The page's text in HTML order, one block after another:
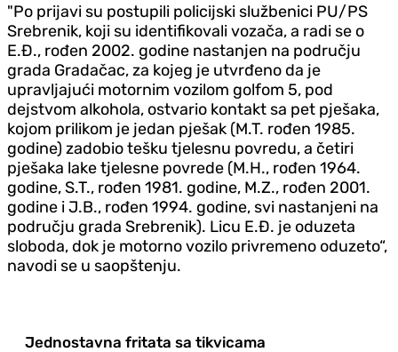
"Po prijavi su postupili policijski službenici PU/PS
Srebrenik, koji su identifikovali vozača, a radi se o
E.Đ., rođen 2002. godine nastanjen na području
grada Gradačac, za kojeg je utvrđeno da je
upravljajući motornim vozilom golfom 5, pod
dejstvom alkohola, ostvario kontakt sa pet pješaka,
kojom prilikom je jedan pješak (M.T. rođen 1985.
godine) zadobio tešku tjelesnu povredu, a četiri
pješaka lake tjelesne povrede (M.H., rođen 1964.
godine, S.T., rođen 1981. godine, M.Z., rođen 2001.
godine i J.B., rođen 1994. godine, svi nastanjeni na
području grada Srebrenik). Licu E.Đ. je oduzeta
sloboda, dok je motorno vozilo privremeno oduzeto“,
navodi se u saopštenju.
Jednostavna fritata sa tikvicama